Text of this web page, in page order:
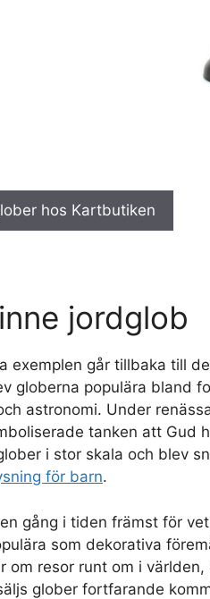
hos Kartbutiken
jordglob
exemplen går tillbaka till
globerna populära bland
astronomi. Under
tanken att Gud
i stor skala och blev
för barn.
gång i tiden främst för
som dekorativa
om resor runt om i
glober fortfarande